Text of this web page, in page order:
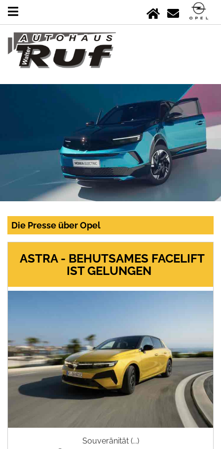
Die Presse über Opel
ASTRA - BEHUTSAMES FACELIFT
IST GELUNGEN
Souveränität (...)